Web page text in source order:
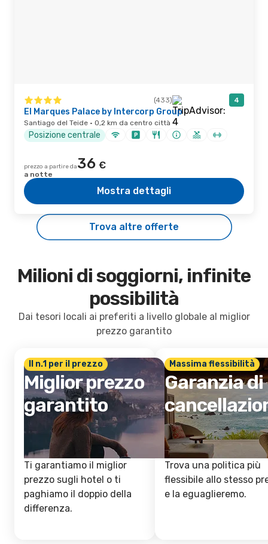
(433) 4
El Marques Palace by Intercorp Group
Santiago del Teide · 0,2 km da centro città
Posizione centrale
prezzo a partire da36 €
a notte
Mostra dettagli
Trova altre offerte
Milioni di soggiorni, infinite
possibilità
Dai tesori locali ai preferiti a livello globale al miglior
prezzo garantito
Il n.1 per il prezzo
Miglior prezzo
garantito
Ti garantiamo il miglior
prezzo sugli hotel o ti
paghiamo il doppio della
differenza.
Massima flessibilità
Garanzia di
Trova una politica più
flessibile allo stesso
e la eguaglieremo.